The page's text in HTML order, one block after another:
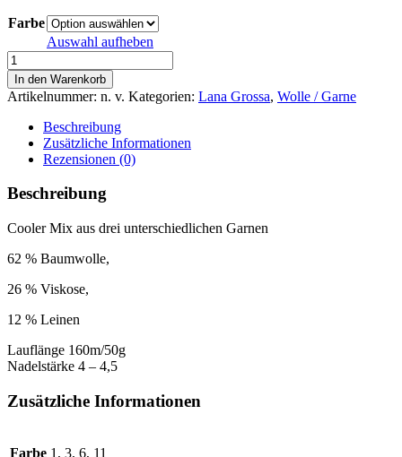
Farbe
Auswahl aufheben
Trefili
Menge
In den Warenkorb
Artikelnummer: n. v. Kategorien: Lana Grossa, Wolle / Garne
Beschreibung
Zusätzliche Informationen
Rezensionen (0)
Beschreibung
Cooler Mix aus drei unterschiedlichen Garnen
62 % Baumwolle,
26 % Viskose,
12 % Leinen
Lauflänge 160m/50g
Nadelstärke 4 – 4,5
Zusätzliche Informationen
Farbe 1, 3, 6, 11